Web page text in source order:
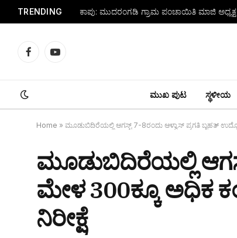
TRENDING
FacebookYouTube
ಮುಖ ಪುಟ ಸ್ಥಳೀಯ
Home » ಮೂಡುಬಿದಿರೆಯಲ್ಲಿ ಆಗಸ್ಟ್ 7-8ರಂದು ಆಳ್ವಾಸ್ ಪ್ರಗತಿ ಬೃಹತ್
ಮೂಡುಬಿದಿರೆಯಲ್ಲಿ
ಮೇಳ 300ಕ್ಕೂ ಅಧಿಕ
ನಿರೀಕ್ಷೆ